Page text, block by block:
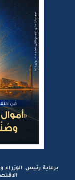
برعاية رئيس